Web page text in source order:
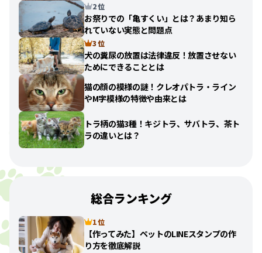
2 位
お祭りでの「亀すくい」とは？あまり知ら
れていない実態と問題点
3 位
犬の糞尿の放置は法律違反！放置させない
ためにできることとは
猫の顔の模様の謎！クレオパトラ・ライン
やM字模様の特徴や由来とは
トラ柄の猫3種！キジトラ、サバトラ、茶ト
ラの違いとは？
総合ランキング
1 位
【作ってみた】ペットのLINEスタンプの作
り方を徹底解説